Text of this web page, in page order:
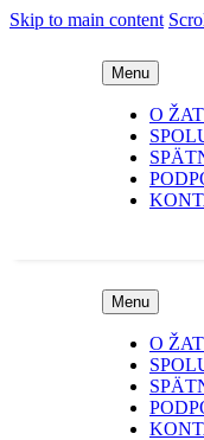
Skip to main content
Menu
O
Menu
O